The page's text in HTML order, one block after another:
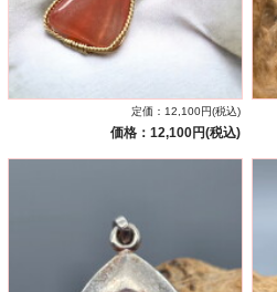
定価：12,100円(税込)
価格：12,100円(税込)